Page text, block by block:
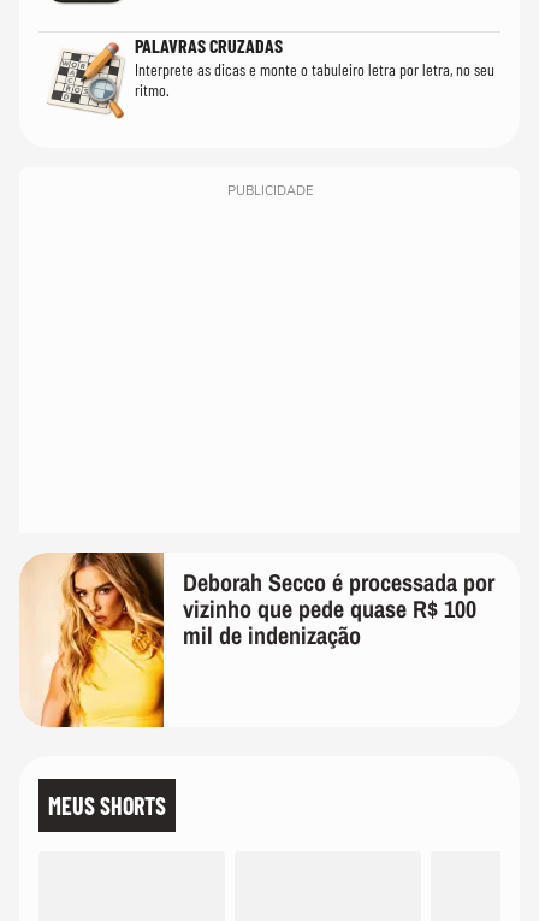
PALAVRAS CRUZADAS
Interprete as dicas e monte o tabuleiro letra por letra, no seu
ritmo.
PUBLICIDADE
Deborah Secco é processada por
vizinho que pede quase R$ 100
mil de indenização
MEUS SHORTS